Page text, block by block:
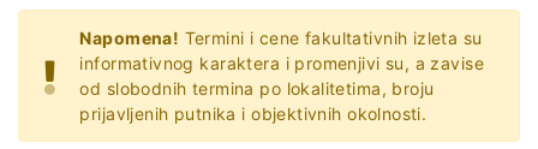
Napomena! Termini i cene fakultativnih izleta su
informativnog karaktera i promenjivi su, a zavise
od slobodnih termina po lokalitetima, broju
prijavljenih putnika i objektivnih okolnosti.